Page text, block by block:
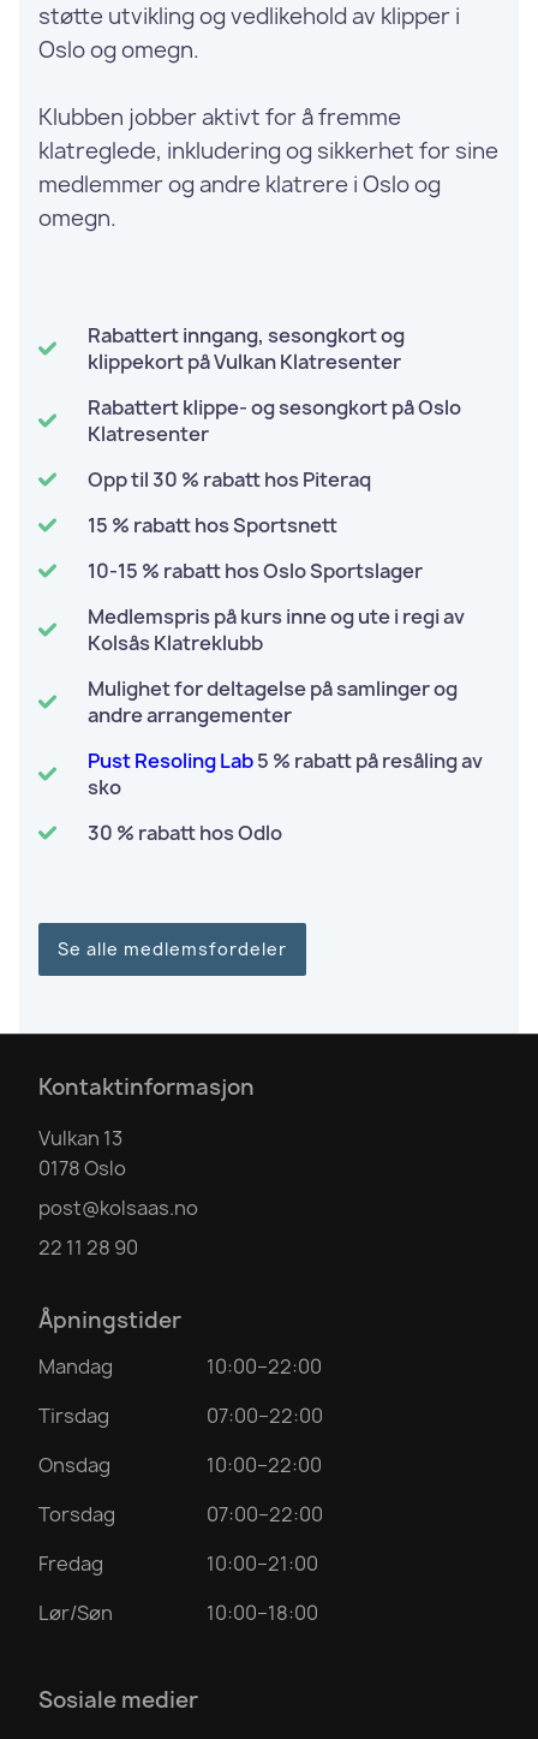
støtte utvikling og vedlikehold av klipper i
Oslo og omegn.
Klubben jobber aktivt for å fremme
klatreglede, inkludering og sikkerhet for sine
medlemmer og andre klatrere i Oslo og
omegn.
Rabattert inngang, sesongkort og
klippekort på Vulkan Klatresenter
Rabattert klippe- og sesongkort på Oslo
Klatresenter
Opp til 30 % rabatt hos Piteraq
15 % rabatt hos Sportsnett
10-15 % rabatt hos Oslo Sportslager
Medlemspris på kurs inne og ute i regi av
Kolsås Klatreklubb
Mulighet for deltagelse på samlinger og
andre arrangementer
Pust Resoling Lab5 % rabatt på resåling av
sko
30 % rabatt hos Odlo
Se alle medlemsfordeler
Kontaktinformasjon
Vulkan 13
0178 Oslo
post@kolsaas.no
22 11 28 90
Åpningstider
Mandag
10:00–22:00
Tirsdag
07:00–22:00
Onsdag
10:00–22:00
Torsdag
07:00–22:00
Fredag
10:00–21:00
Lør/Søn
10:00–18:00
Sosiale medier